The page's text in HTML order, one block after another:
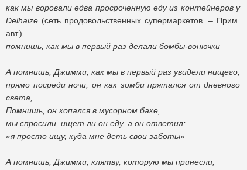
как мы воровали едва просроченную еду из контейнеров у
Delhaize (сеть продовольственных супермаркетов. – Прим.
авт.)
помнишь, как мы в первый раз делали бомбы-вонючки
А помнишь, Джимми, как мы в первый раз увидели нищего,
прямо посреди ночи, он как зомби прятался от дневного
света,
Помнишь, он копался в мусорном баке,
мы спросили, ищет ли он еду, а он ответил:
«я просто ищу, куда мне деть свои заботы»
А помнишь, Джимми, клятву, которую мы принесли,